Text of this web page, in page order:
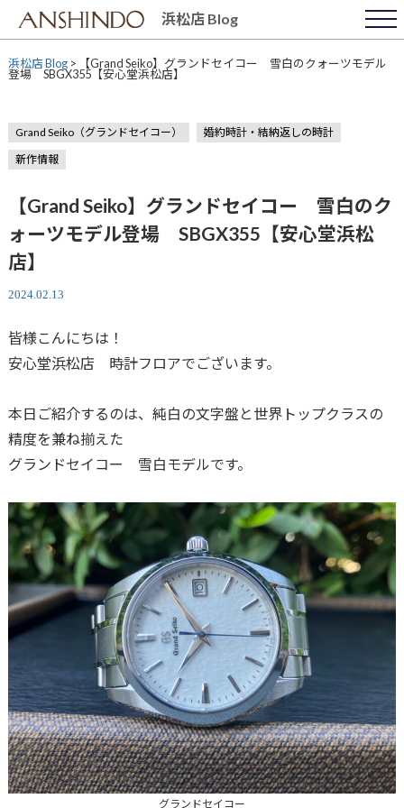
content
浜松店 Blog
浜松店 Blog> 【Grand Seiko】グランドセイコー 雪白のクォーツモデル
登場 SBGX355【安心堂浜松店】
Grand Seiko（グランドセイコー）
婚約時計・結納返しの時計
新作情報
【Grand Seiko】グランドセイコー 雪白のク
ォーツモデル登場 SBGX355【安心堂浜松
店】
2024.02.13
皆様こんにちは！
安心堂浜松店 時計フロアでございます。
本日ご紹介するのは、純白の文字盤と世界トップクラスの
精度を兼ね揃えた
グランドセイコー 雪白モデルです。
グランドセイコー